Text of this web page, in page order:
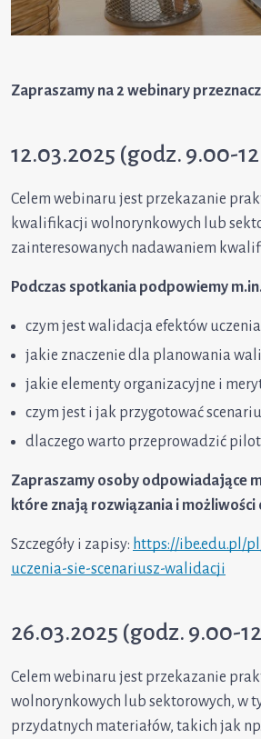
Zapraszamy na 2 webinary
12.03.2025 (godz. 9.00-
Celem webinaru jest przekazanie
kwalifikacji wolnorynkowych lub
zainteresowanych nadawaniem
Podczas spotkania podpowiemy
czym jest walidacja efektów
jakie znaczenie dla planowania
jakie elementy organizacyjne i
czym jest i jak przygotować
dlaczego warto przeprowadzić
Zapraszamy osoby odpowiadające
które znają rozwiązania i
Szczegóły i zapisy: https://ibe.edu.pl/
uczenia-sie-scenariusz-walidacji
26.03.2025 (godz. 9.00-
Celem webinaru jest przekazanie
wolnorynkowych lub sektorowych, w
przydatnych materiałów, takich jak